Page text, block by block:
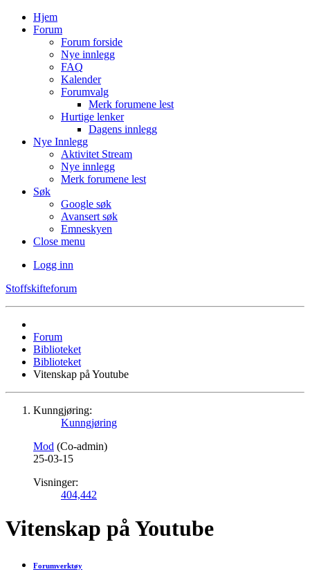
Hjem
Forum
Forum forside
Nye innlegg
FAQ
Kalender
Forumvalg
Merk forumene lest
Hurtige lenker
Dagens innlegg
Nye Innlegg
Aktivitet Stream
Nye innlegg
Merk forumene lest
Søk
Google søk
Avansert søk
Emneskyen
Close menu
Logg inn
Stoffskifteforum
Forum
Biblioteket
Biblioteket
Vitenskap på Youtube
Kunngjøring:
Kunngjøring
Mod (Co-admin)
25-03-15
Visninger:
404,442
Vitenskap på Youtube
Forumverktøy